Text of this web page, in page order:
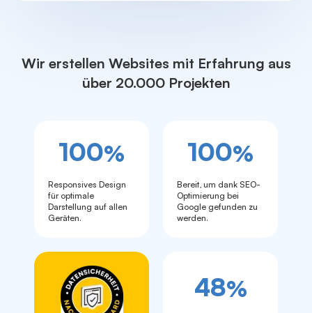
Wir erstellen Websites mit Erfahrung aus
über 20.000 Projekten
100%
Responsives Design
für optimale
Darstellung auf allen
Geräten.
100%
Bereit, um dank SEO-
Optimierung bei
Google gefunden zu
werden.
48%